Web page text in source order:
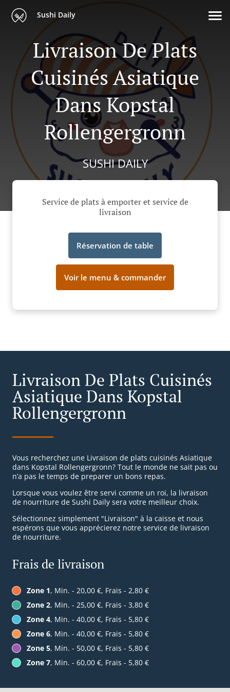
Sushi Daily
Livraison De Plats
Cuisinés Asiatique
Dans Kopstal
Rollengergronn
SUSHI DAILY
Service de plats à emporter et service de
livraison
Réservation de table
Voir le menu & commander
Livraison De Plats Cuisinés
Asiatique Dans Kopstal
Rollengergronn
Vous recherchez une Livraison de plats cuisinés Asiatique
dans Kopstal Rollengergronn? Tout le monde ne sait pas ou
n’a pas le temps de preparer un bons repas.
Lorsque vous voulez être servi comme un roi, la livraison
de nourriture de Sushi Daily sera votre meilleur choix.
Sélectionnez simplement "Livraison" à la caisse et nous
espérons que vous apprécierez notre service de livraison
de nourriture.
Frais de livraison
Zone 1, Min. - 20,00 €, Frais - 2,80 €
Zone 2, Min. - 25,00 €, Frais - 3,80 €
Zone 4, Min. - 40,00 €, Frais - 5,80 €
Zone 6, Min. - 40,00 €, Frais - 5,80 €
Zone 5, Min. - 50,00 €, Frais - 5,80 €
Zone 7, Min. - 60,00 €, Frais - 5,80 €